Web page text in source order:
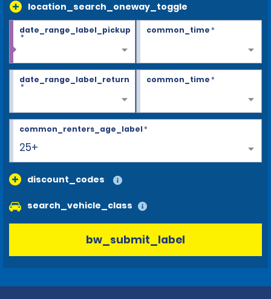
location_search_oneway_toggle
date_range_label_pickup
*
common_time*
date_range_label_return
*
common_time*
25+
common_renters_age_label*
discount_codes
search_vehicle_class
bw_submit_label